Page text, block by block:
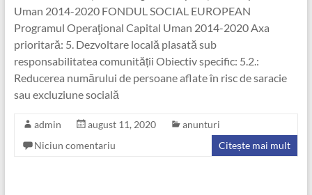
Uman 2014-2020 FONDUL SOCIAL EUROPEAN
Programul Operaţional Capital Uman 2014-2020 Axa
prioritară: 5. Dezvoltare locală plasată sub
responsabilitatea comunității Obiectiv specific: 5.2.:
Reducerea numărului de persoane aflate în risc de saracie
sau excluziune socială
admin august 11, 2020
anunturi
Niciun comentariu
Citește mai mult